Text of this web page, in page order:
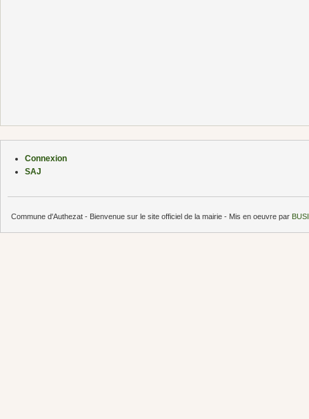
Connexion
SAJ
Commune d'Authezat - Bienvenue sur le site officiel de la mairie - Mis en oeuvre par